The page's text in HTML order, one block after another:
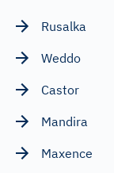
Rusalka
Weddo
Castor
Mandira
Maxence